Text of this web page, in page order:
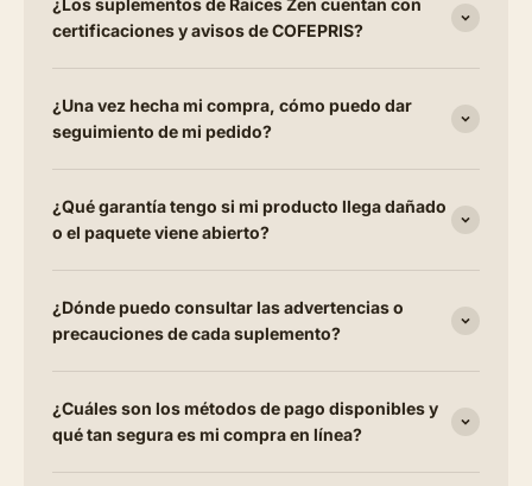
certificaciones y avisos de COFEPRIS?
¿Una vez hecha mi compra, cómo puedo dar
seguimiento de mi pedido?
¿Qué garantía tengo si mi producto llega dañado
o el paquete viene abierto?
¿Dónde puedo consultar las advertencias o
precauciones de cada suplemento?
¿Cuáles son los métodos de pago disponibles y
qué tan segura es mi compra en línea?